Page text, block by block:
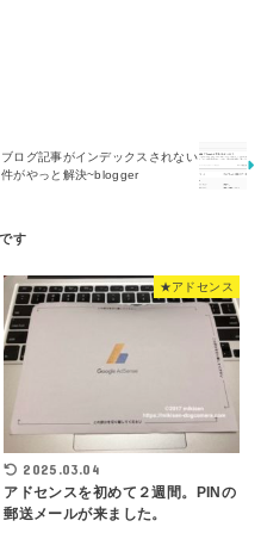
ブログ記事がインデックスされない
件がやっと解決~blogger
★アドセンス
2025.03.04
アドセンスを初めて２週間。PINの
郵送メールが来ました。